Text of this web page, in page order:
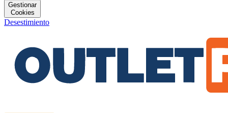
Gestionar
Cookies
Desestimiento